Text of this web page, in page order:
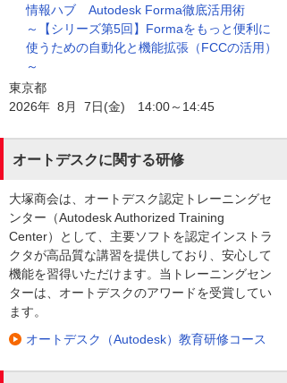
情報ハブ Autodesk Forma徹底活用術
～【シリーズ第5回】Formaをもっと便利に
使うための自動化と機能拡張（FCCの活用）
～
東京都
2026年 8月 7日(金) 14:00～14:45
オートデスクに関する研修
大塚商会は、オートデスク認定トレーニングセ
ンター（Autodesk Authorized Training
Center）として、主要ソフトを認定インストラ
クタが高品質な講習を提供しており、安心して
機能を習得いただけます。当トレーニングセン
ターは、オートデスクのアワードを受賞してい
ます。
オートデスク（Autodesk）教育研修コース